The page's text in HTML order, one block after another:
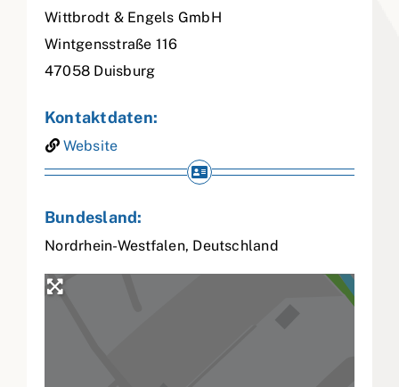
Wittbrodt & Engels GmbH
Wintgensstraße 116
47058 Duisburg
Kontaktdaten:
Website
Bundesland:
Nordrhein-Westfalen, Deutschland